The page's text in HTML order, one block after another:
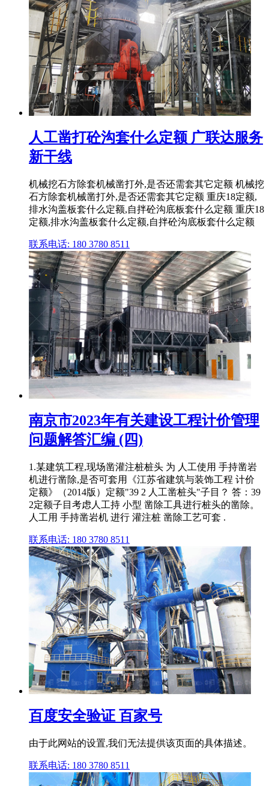
人工凿打砼沟套什么定额 广联达服务
新干线
机械挖石方除套机械凿打外,是否还需套其它定额 机械挖
石方除套机械凿打外,是否还需套其它定额 重庆18定额,
排水沟盖板套什么定额,自拌砼沟底板套什么定额 重庆18
定额,排水沟盖板套什么定额,自拌砼沟底板套什么定额
联系电话: 180 3780 8511
南京市2023年有关建设工程计价管理
问题解答汇编 (四)
1.某建筑工程,现场凿灌注桩桩头 为 人工使用 手持凿岩
机进行凿除,是否可套用《江苏省建筑与装饰工程 计价
定额》（2014版）定额"39 2 人工凿桩头"子目？ 答：39
2定额子目考虑人工持 小型 凿除工具进行桩头的凿除。
人工用 手持凿岩机 进行 灌注桩 凿除工艺可套 .
联系电话: 180 3780 8511
百度安全验证 百家号
由于此网站的设置,我们无法提供该页面的具体描述。
联系电话: 180 3780 8511